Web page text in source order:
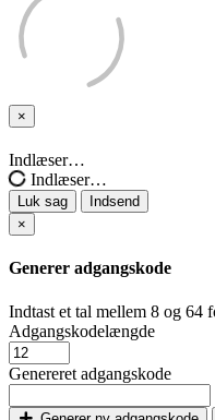
×
Luk
Indlæser…
Indlæser…
Luk sag
Indsend
×
Generer adgangskode
Indtast et tal mellem 8 og 64
Adgangskodelængde
Genereret adgangskode